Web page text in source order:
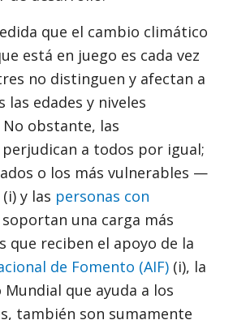
que el cambio climático
está en juego es cada vez
no distinguen y afectan a
las edades y niveles
obstante, las
perjudican a todos por igual;
o los más vulnerables —
(i) y las personas con
una carga más
que reciben el apoyo de la
de Fomento (AIF) (i), la
que ayuda a los
también son sumamente